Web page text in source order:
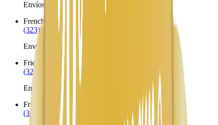
Envíos a Nicaragua desde Freeport
Frenchville ME
(323) 953-8100
Envíos a Nicaragua desde Frenchville
Friendship
ME
(323) 953-8100
Envíos a Nicaragua desde Friendship
Fryeburg
ME
(323) 953-8100